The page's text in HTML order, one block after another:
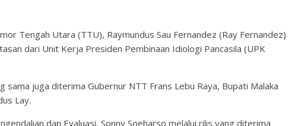
Tengah Utara (TTU), Raymundus Sau Fernandez (Ray Fernandez)
dari Unit Kerja Presiden Pembinaan Idiologi Pancasila (UPK
sama juga diterima Gubernur NTT Frans Lebu Raya, Bupati Malaka
Lay.
dan Evaluasi, Sonny Soeharso melalui rilis yang diterima